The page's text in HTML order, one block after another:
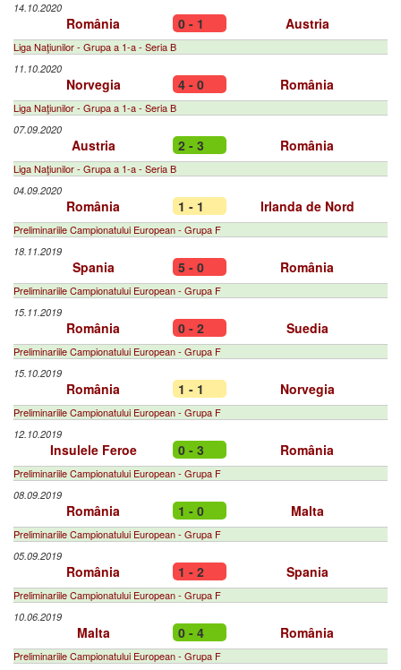
14.10.2020
România 0 - 1 Austria
Liga Naţiunilor - Grupa a 1-a - Seria B
11.10.2020
Norvegia 4 - 0 România
Liga Naţiunilor - Grupa a 1-a - Seria B
07.09.2020
Austria 2 - 3 România
Liga Naţiunilor - Grupa a 1-a - Seria B
04.09.2020
România 1 - 1 Irlanda de Nord
Preliminariile Campionatului European - Grupa F
18.11.2019
Spania 5 - 0 România
Preliminariile Campionatului European - Grupa F
15.11.2019
România 0 - 2 Suedia
Preliminariile Campionatului European - Grupa F
15.10.2019
România 1 - 1 Norvegia
Preliminariile Campionatului European - Grupa F
12.10.2019
Insulele Feroe 0 - 3 România
Preliminariile Campionatului European - Grupa F
08.09.2019
România 1 - 0 Malta
Preliminariile Campionatului European - Grupa F
05.09.2019
România 1 - 2 Spania
Preliminariile Campionatului European - Grupa F
10.06.2019
Malta 0 - 4 România
Preliminariile Campionatului European - Grupa F